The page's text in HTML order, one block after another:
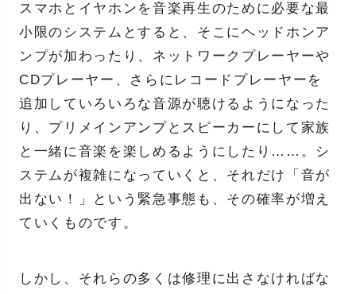
スマホとイヤホンを音楽再生のために必要な最
小限のシステムとすると、そこにヘッドホンア
ンプが加わったり、ネットワークプレーヤーや
CDプレーヤー、さらにレコードプレーヤーを
追加していろいろな音源が聴けるようになった
り、プリメインアンプとスピーカーにして家族
と一緒に音楽を楽しめるようにしたり……。シ
ステムが複雑になっていくと、それだけ「音が
出ない！」という緊急事態も、その確率が増え
ていくものです。
しかし、それらの多くは修理に出さなければな